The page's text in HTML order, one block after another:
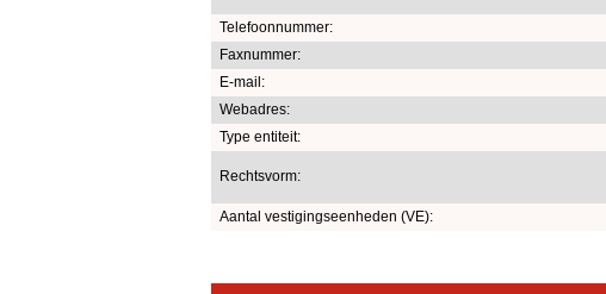
Telefoonnummer:
Faxnummer:
E-mail:
Webadres:
Type entiteit:
Rechtsvorm:
Aantal vestigingseenheden (VE):